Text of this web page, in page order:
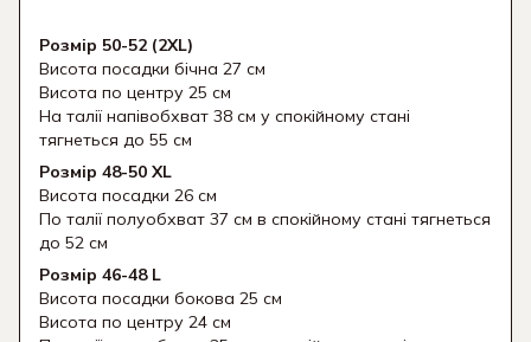
Розмір 50-52 (2XL)
Висота посадки бічна 27 см
Висота по центру 25 см
На талії напівобхват 38 см у спокійному стані
тягнеться до 55 см
Розмір 48-50 XL
Висота посадки 26 см
По талії полуобхват 37 см в спокійному стані тягнеться
до 52 см
Розмір 46-48 L
Висота посадки бокова 25 см
Висота по центру 24 см